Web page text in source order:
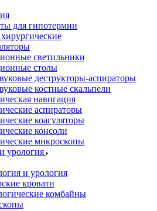
для гипотермии
светильники
столы
деструкторы-аспираторы
костные скальпели
навигация
аспираторы
коагуляторы
консоли
микроскопы
урология
и урология
кровати
комбайны